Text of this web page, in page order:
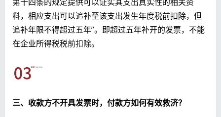
料，相应支出可以追补至该支出发生年度税前扣除，但
追补年限不得超过五年”。即超过五年补开的发票，不能
在企业所得税税前扣除。
三、收款方不开具发票时，付款方如何有效救济？